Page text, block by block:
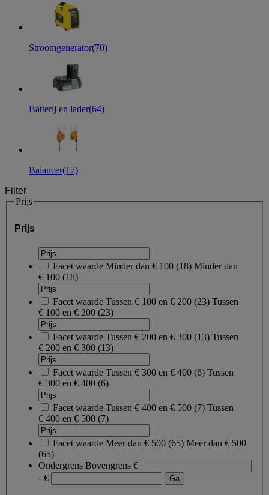
Stroomgenerator(70)
Batterij en lader(64)
Balancer(17)
Filter
Prijs
Prijs
Facet waarde Minder dan € 100 (18) Minder dan
€ 100 (18)
Facet waarde Tussen € 100 en € 200 (23) Tussen
€ 100 en € 200 (23)
Facet waarde Tussen € 200 en € 300 (13) Tussen
€ 200 en € 300 (13)
Facet waarde Tussen € 300 en € 400 (6) Tussen
€ 300 en € 400 (6)
Facet waarde Tussen € 400 en € 500 (7) Tussen
€ 400 en € 500 (7)
Facet waarde Meer dan € 500 (65) Meer dan € 500
(65)
Ondergrens Bovengrens €
- €